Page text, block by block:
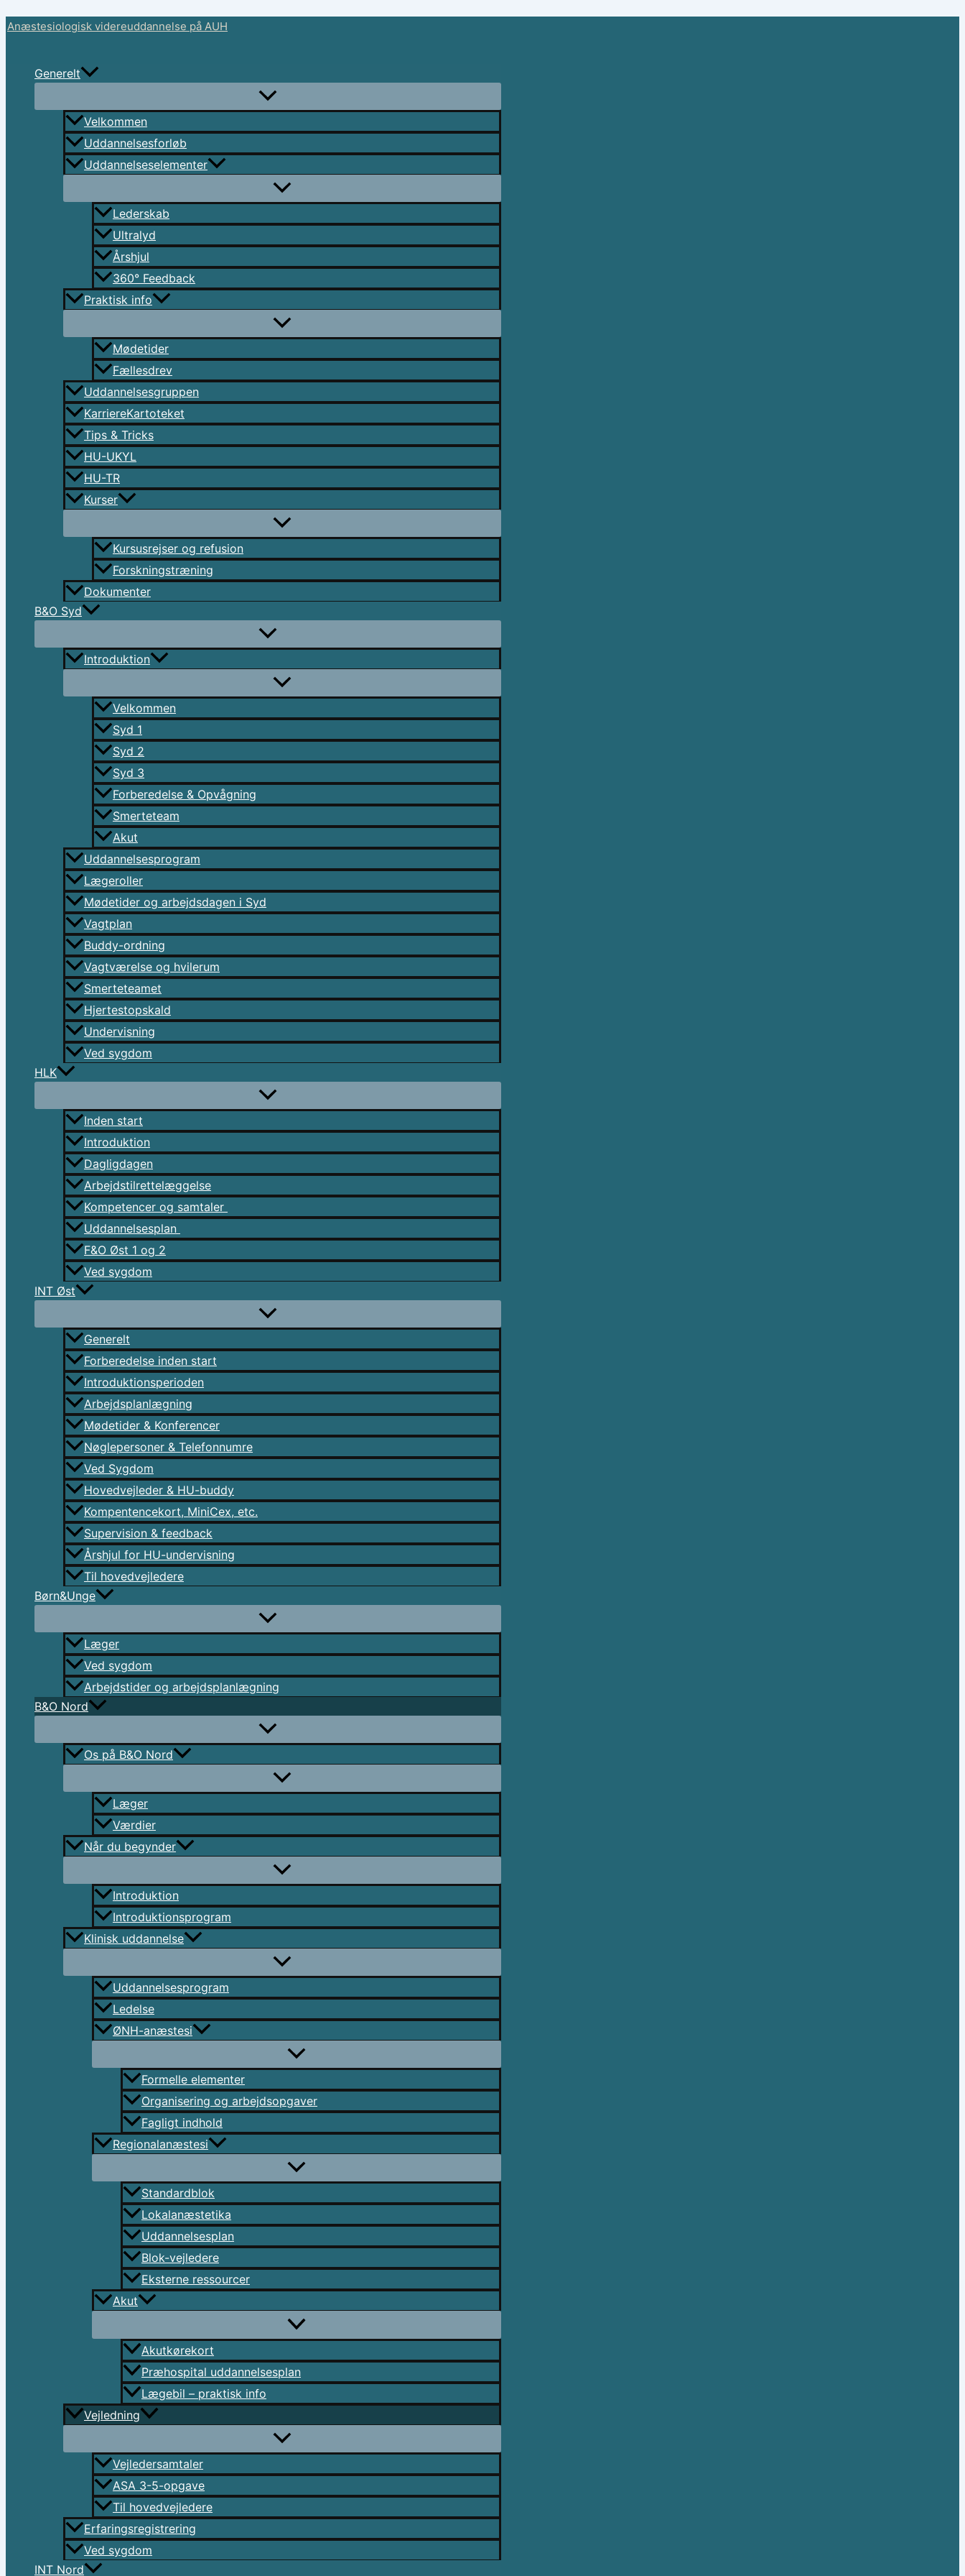
Skip
to
Anæstesiologisk videreuddannelse på AUH
Generelt
Velkommen
Uddannelsesforløb
Uddannelseselementer
Lederskab
Ultralyd
Årshjul
360° Feedback
Praktisk info
Mødetider
Fællesdrev
Uddannelsesgruppen
KarriereKartoteket
Tips & Tricks
HU-UKYL
HU-TR
Kurser
Kursusrejser og refusion
Forskningstræning
Dokumenter
B&O Syd
Introduktion
Velkommen
Syd 1
Syd 2
Syd 3
Forberedelse & Opvågning
Smerteteam
Akut
Uddannelsesprogram
Lægeroller
Mødetider og arbejdsdagen i Syd
Vagtplan
Buddy-ordning
Vagtværelse og hvilerum
Smerteteamet
Hjertestopskald
Undervisning
Ved sygdom
HLK
Inden start
Introduktion
Dagligdagen
Arbejdstilrettelæggelse
Kompetencer og samtaler
Uddannelsesplan
F&O Øst 1 og 2
Ved sygdom
INT Øst
Generelt
Forberedelse inden start
Introduktionsperioden
Arbejdsplanlægning
Mødetider & Konferencer
Nøglepersoner & Telefonnumre
Ved Sygdom
Hovedvejleder & HU-buddy
Kompentencekort, MiniCex, etc.
Supervision & feedback
Årshjul for HU-undervisning
Til hovedvejledere
Børn&Unge
Læger
Ved sygdom
Arbejdstider og arbejdsplanlægning
B&O Nord
Os på B&O Nord
Læger
Værdier
Når du begynder
Introduktion
Introduktionsprogram
Klinisk uddannelse
Uddannelsesprogram
Ledelse
ØNH-anæstesi
Formelle elementer
Organisering og arbejdsopgaver
Fagligt indhold
Regionalanæstesi
Standardblok
Lokalanæstetika
Uddannelsesplan
Blok-vejledere
Eksterne ressourcer
Akut
Akutkørekort
Præhospital uddannelsesplan
Lægebil – praktisk info
Vejledning
Vejledersamtaler
ASA 3-5-opgave
Til hovedvejledere
Erfaringsregistrering
Ved sygdom
INT Nord